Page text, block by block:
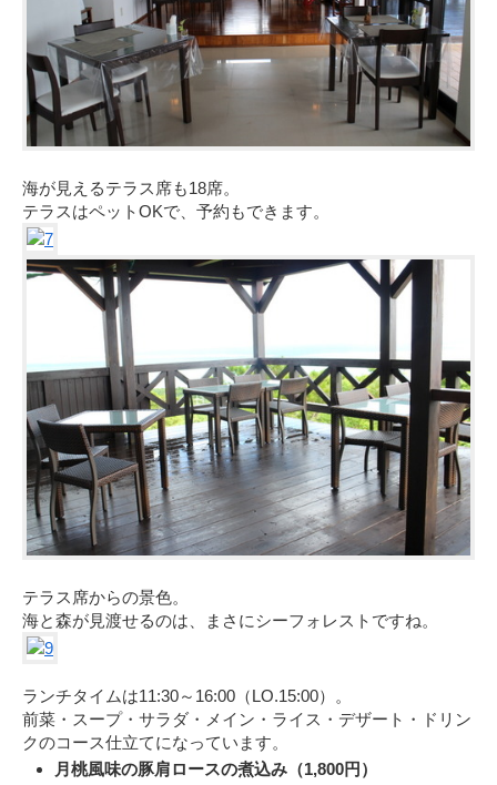
海が見えるテラス席も18席。
テラスはペットOKで、予約もできます。
テラス席からの景色。
海と森が見渡せるのは、まさにシーフォレストですね。
ランチタイムは11:30～16:00（LO.15:00）。
前菜・スープ・サラダ・メイン・ライス・デザート・ドリン
クのコース仕立てになっています。
月桃風味の豚肩ロースの煮込み（1,800円）